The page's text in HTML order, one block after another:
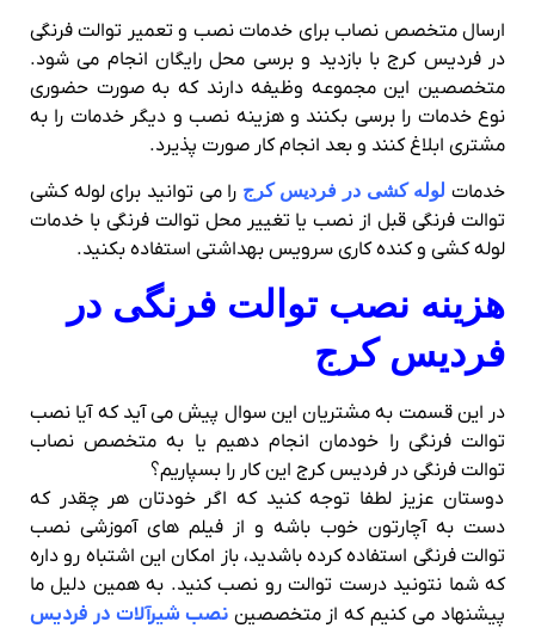
ارسال متخصص نصاب برای خدمات نصب و تعمیر توالت فرنگی
در فردیس کرج با بازدید و برسی محل رایگان انجام می شود.
متخصصین این مجموعه وظیفه دارند که به صورت حضوری
نوع خدمات را برسی بکنند و هزینه نصب و دیگر خدمات را به
مشتری ابلاغ کنند و بعد انجام کار صورت پذیرد.
خدمات لوله کشی در فردیس کرج را می توانید برای لوله کشی
توالت فرنگی قبل از نصب یا تغییر محل توالت فرنگی با خدمات
لوله کشی و کنده کاری سرویس بهداشتی استفاده بکنید.
هزینه نصب توالت فرنگی در
فردیس کرج
در این قسمت به مشتریان این سوال پیش می آید که آیا نصب
توالت فرنگی را خودمان انجام دهیم یا به متخصص نصاب
توالت فرنگی در فردیس کرج این کار را بسپاریم؟
دوستان عزیز لطفا توجه کنید که اگر خودتان هر چقدر که
دست به آچارتون خوب باشه و از فیلم های آموزشی نصب
توالت فرنگی استفاده کرده باشدید، باز امکان این اشتباه رو داره
که شما نتونید درست توالت رو نصب کنید. به همین دلیل ما
پیشنهاد می کنیم که از متخصصیننصب شیرآلات در فردیس